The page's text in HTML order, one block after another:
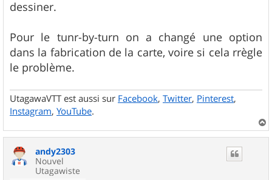
dessiner.
Pour le tunr-by-turn on a changé une option
dans la fabrication de la carte, voire si cela rrègle
le problème.
UtagawaVTT est aussi sur Facebook, Twitter, Pinterest,
Instagram, YouTube.
a
andy2303
Nouvel
Utagawiste